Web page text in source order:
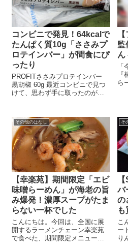
コンビニで発見！64kcalで
たんぱく質10g「ささみプ
ロテインバー」が間食にぴ
ったり
PROFITささみプロテインバー
黒胡椒 60g 最近コンビニで見つ
けて、思わず手に取ったのがこ
ロテインバー（黒胡椒味）」で
す。 価格は税込130円とお手
頃。プロテインバーって甘...
監
ん
ら
その他のはなし
【幸楽苑】期間限定「エビ
味噌らーめん」が海老の旨
み爆発！濃厚スープがたま
らない一杯でした
こんにちは。今回は、全国に展
開するラーメンチェーン幸楽苑
で食べた、期間限定メニュー
そ
バ
の
こ
ー
り